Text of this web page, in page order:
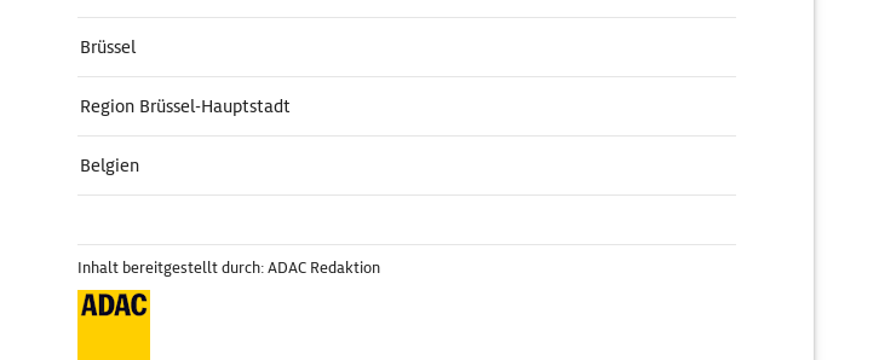
Brüssel
Region Brüssel-Hauptstadt
Belgien
Inhalt bereitgestellt durch: ADAC Redaktion